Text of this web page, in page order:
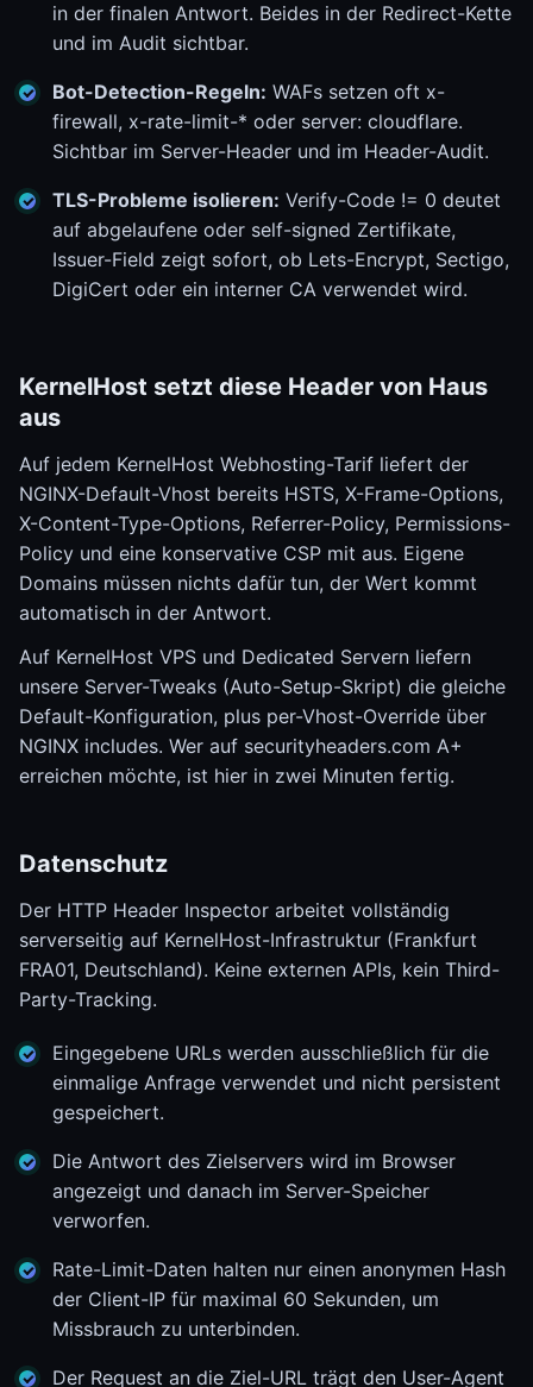
in der finalen Antwort. Beides in der Redirect-Kette
und im Audit sichtbar.
Bot-Detection-Regeln: WAFs setzen oft x-
firewall, x-rate-limit-* oder server: cloudflare.
Sichtbar im Server-Header und im Header-Audit.
TLS-Probleme isolieren: Verify-Code != 0 deutet
auf abgelaufene oder self-signed Zertifikate,
Issuer-Field zeigt sofort, ob Lets-Encrypt, Sectigo,
DigiCert oder ein interner CA verwendet wird.
KernelHost setzt diese Header von Haus
aus
Auf jedem KernelHost Webhosting-Tarif liefert der
NGINX-Default-Vhost bereits HSTS, X-Frame-Options,
X-Content-Type-Options, Referrer-Policy, Permissions-
Policy und eine konservative CSP mit aus. Eigene
Domains müssen nichts dafür tun, der Wert kommt
automatisch in der Antwort.
Auf KernelHost VPS und Dedicated Servern liefern
unsere Server-Tweaks (Auto-Setup-Skript) die gleiche
Default-Konfiguration, plus per-Vhost-Override über
NGINX includes. Wer auf securityheaders.com A+
erreichen möchte, ist hier in zwei Minuten fertig.
Datenschutz
Der HTTP Header Inspector arbeitet vollständig
serverseitig auf KernelHost-Infrastruktur (Frankfurt
FRA01, Deutschland). Keine externen APIs, kein Third-
Party-Tracking.
Eingegebene URLs werden ausschließlich für die
einmalige Anfrage verwendet und nicht persistent
gespeichert.
Die Antwort des Zielservers wird im Browser
angezeigt und danach im Server-Speicher
verworfen.
Rate-Limit-Daten halten nur einen anonymen Hash
der Client-IP für maximal 60 Sekunden, um
Missbrauch zu unterbinden.
Der Request an die Ziel-URL trägt den User-Agent